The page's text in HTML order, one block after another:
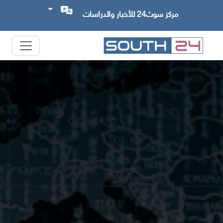
مركز سوث24 للأخبار والدراسات